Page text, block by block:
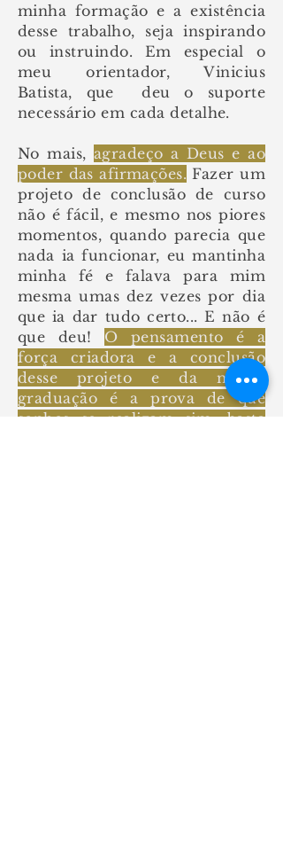
minha formação e a existência
desse trabalho, seja inspirando
ou instruindo. Em especial o
meu orientador, Vinicius
Batista, que deu o suporte
necessário em cada detalhe.
No mais,agradeço a Deus e ao
poder das afirmações. Fazer um
projeto de conclusão de curso
não é fácil, e mesmo nos piores
momentos, quando parecia que
nada ia funcionar, eu mantinha
minha fé e falava para mim
mesma umas dez vezes por dia
que ia dar tudo certo... E não é
que deu! O pensamento é a
força criadora e a conclusão
desse projeto e da minha
graduação é a prova de que
sonhos se realizam sim, basta